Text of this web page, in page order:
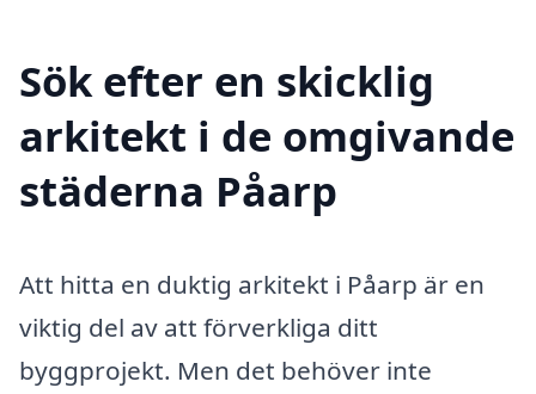
Sök efter en skicklig
arkitekt i de omgivande
städerna Påarp
Att hitta en duktig arkitekt i Påarp är en
viktig del av att förverkliga ditt
byggprojekt. Men det behöver inte